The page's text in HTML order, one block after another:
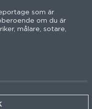
som är
om du är
målare, sotare,